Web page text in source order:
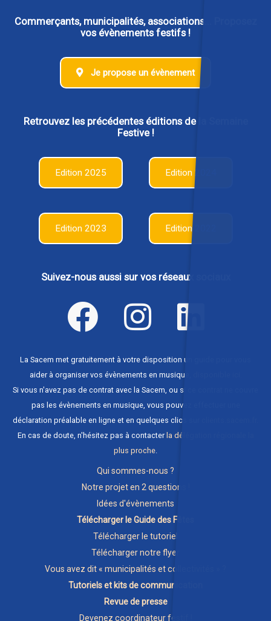
Commerçants, municipalités, associations... Proposez
vos évènements festifs !
Je propose un évènement
Retrouvez les précédentes éditions de la Semaine
Festive !
Edition 2025 Edition 2024
Edition 2023 Edition 2022
Suivez-nous aussi sur vos réseaux sociaux
La Sacem met gratuitement à votre disposition un guide pour vous
aider à organiser vos évènements en musique,
Si vous n'avez pas de contrat avec la Sacem, ou si ce contrat ne couvre
pas les évènements en musique, vous pouvez effectuer une
déclaration préalable en ligne et en quelques clics sur
En cas de doute, n'hésitez pas à contacter la délégation régionale la
plus proche
Qui sommes-nous ?
Notre projet en 2 questions !
Idées d'évènements
Télécharger le Guide des Fêtes
Télécharger le tutoriel
Télécharger notre flyer
Vous avez dit « municipalités et collectivités » ?
Tutoriels et kits de communication
Revue de presse
Devenez coordinateur festif !